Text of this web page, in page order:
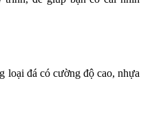
loại đá có cường độ cao, nhựa